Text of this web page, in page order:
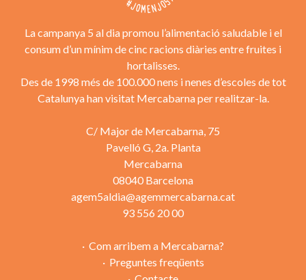
La campanya 5 al dia promou l’alimentació saludable i el
consum d’un mínim de cinc racions diàries entre fruites i
hortalisses.
Des de 1998 més de 100.000 nens i nenes d’escoles de tot
Catalunya han visitat Mercabarna per realitzar-la.
C/ Major de Mercabarna, 75
Pavelló G, 2a. Planta
Mercabarna
08040 Barcelona
agem5aldia@agemmercabarna.cat
93 556 20 00
Com arribem a Mercabarna?
Preguntes freqüents